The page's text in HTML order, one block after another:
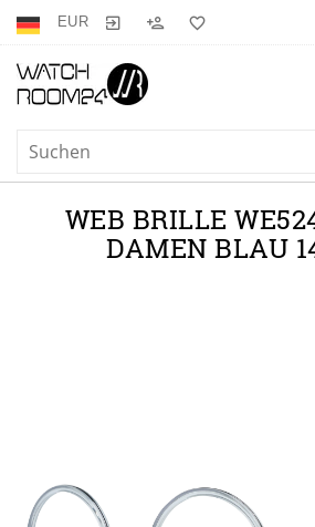
EUR
WEB BRILLE
DAMEN BLAU